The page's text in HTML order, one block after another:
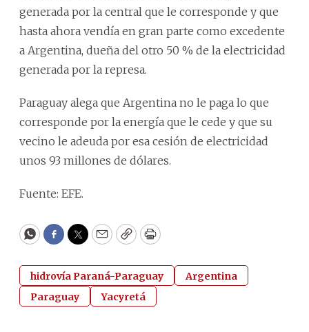
generada por la central que le corresponde y que
hasta ahora vendía en gran parte como excedente
a Argentina, dueña del otro 50 % de la electricidad
generada por la represa.
Paraguay alega que Argentina no le paga lo que
corresponde por la energía que le cede y que su
vecino le adeuda por esa cesión de electricidad
unos 93 millones de dólares.
Fuente: EFE.
WhatsApp
Facebook
Twitter
EmailCopyPrint
hidrovía Paraná-Paraguay
Argentina
Paraguay
Yacyretá